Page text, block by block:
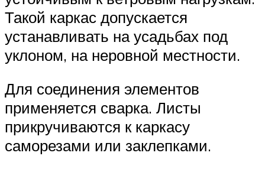
Такой каркас допускается
устанавливать на усадьбах под
уклоном, на неровной местности.
Для соединения элементов
применяется сварка. Листы
прикручиваются к каркасу
саморезами или заклепками.